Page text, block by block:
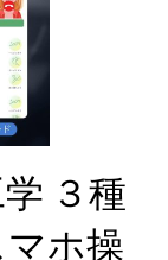
３種
ホ操